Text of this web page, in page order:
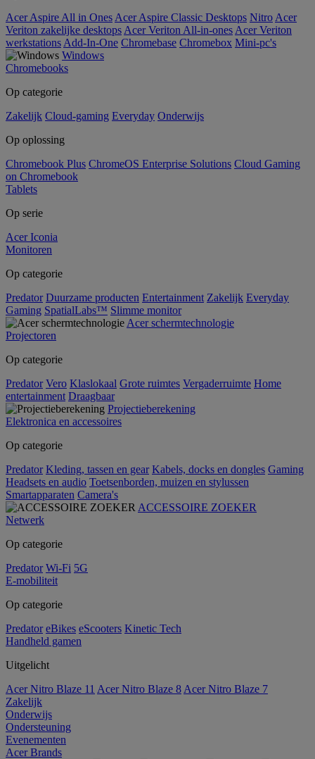
Acer Aspire All in Ones Acer Aspire Classic Desktops Nitro Acer
Veriton zakelijke desktops Acer Veriton All-in-ones Acer Veriton
werkstations Add-In-One Chromebase Chromebox Mini-pc's
Windows
Chromebooks
Op categorie
Zakelijk Cloud-gaming Everyday Onderwijs
Op oplossing
Chromebook Plus ChromeOS Enterprise Solutions Cloud Gaming
on Chromebook
Tablets
Op serie
Acer Iconia
Monitoren
Op categorie
Predator Duurzame producten Entertainment Zakelijk Everyday
Gaming SpatialLabs™ Slimme monitor
Acer schermtechnologie
Projectoren
Op categorie
Predator Vero Klaslokaal Grote ruimtes Vergaderruimte Home
entertainment Draagbaar
Projectieberekening
Elektronica en accessoires
Op categorie
Predator Kleding, tassen en gear Kabels, docks en dongles Gaming
Headsets en audio Toetsenborden, muizen en stylussen
Smartapparaten Camera's
ACCESSOIRE ZOEKER
Netwerk
Op categorie
Predator Wi-Fi 5G
E-mobiliteit
Op categorie
Predator eBikes eScooters Kinetic Tech
Handheld gamen
Uitgelicht
Acer Nitro Blaze 11 Acer Nitro Blaze 8 Acer Nitro Blaze 7
Zakelijk
Onderwijs
Ondersteuning
Evenementen
Acer Brands